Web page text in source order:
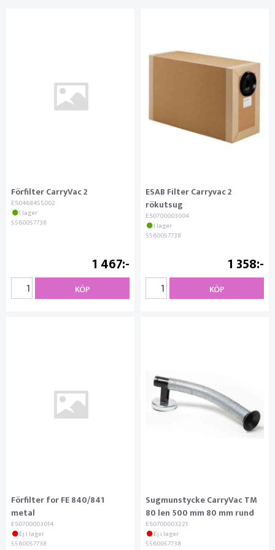
Förfilter CarryVac 2
ES0468455002
I lager
5560057738
1 467
KÖP
ESAB Filter Carryvac 2
rökutsug
ES0700003004
I lager
5560057738
1 358
KÖP
Förfilter for FE 840/841
metal
ES0700003014
Ej i lager
5560057738
Sugmunstycke CarryVac TM
80 len 500 mm 80 mm rund
ES0700003221
Ej i lager
5560057738